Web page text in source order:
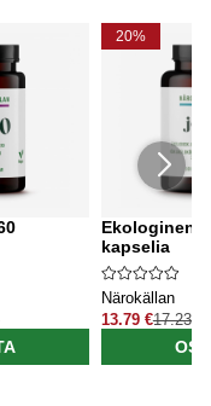
20%
Ekologinen
kapselia
Närokällan
13.79 €17.23 €